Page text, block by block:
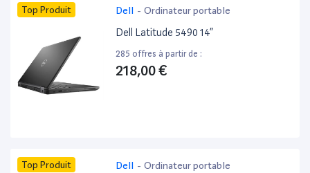
Top Produit Dell - Ordinateur portable
Dell Latitude 5490 14”
285 offres à partir de :
218,00 €
Top Produit Dell - Ordinateur portable